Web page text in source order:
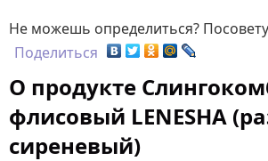
Не можешь определиться?
Поделиться
О продукте
флисовый LENESHA
сиреневый)